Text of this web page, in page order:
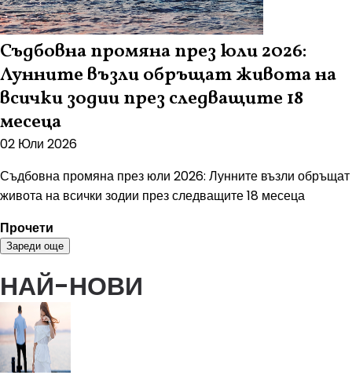
Съдбовна промяна през юли 2026:
Лунните възли обръщат живота на
всички зодии през следващите 18
месеца
02 Юли 2026
Съдбовна промяна през юли 2026: Лунните възли обръщат
живота на всички зодии през следващите 18 месеца
Прочети
Зареди още
НАЙ-НОВИ